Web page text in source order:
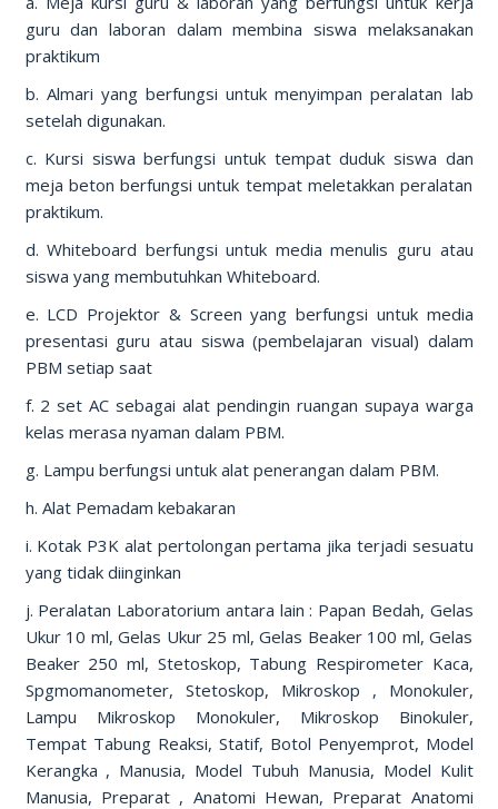
guru dan laboran dalam membina siswa melaksanakan
praktikum
b. Almari yang berfungsi untuk menyimpan peralatan lab
setelah digunakan.
c. Kursi siswa berfungsi untuk tempat duduk siswa dan
meja beton berfungsi untuk tempat meletakkan peralatan
praktikum.
d. Whiteboard berfungsi untuk media menulis guru atau
siswa yang membutuhkan Whiteboard.
e. LCD Projektor & Screen yang berfungsi untuk media
presentasi guru atau siswa (pembelajaran visual) dalam
PBM setiap saat
f. 2 set AC sebagai alat pendingin ruangan supaya warga
kelas merasa nyaman dalam PBM.
g. Lampu berfungsi untuk alat penerangan dalam PBM.
h. Alat Pemadam kebakaran
i. Kotak P3K alat pertolongan pertama jika terjadi sesuatu
yang tidak diinginkan
j. Peralatan Laboratorium antara lain : Papan Bedah, Gelas
Ukur 10 ml, Gelas Ukur 25 ml, Gelas Beaker 100 ml, Gelas
Beaker 250 ml, Stetoskop, Tabung Respirometer Kaca,
Spgmomanometer, Stetoskop, Mikroskop , Monokuler,
Lampu Mikroskop Monokuler, Mikroskop Binokuler,
Tempat Tabung Reaksi, Statif, Botol Penyemprot, Model
Kerangka , Manusia, Model Tubuh Manusia, Model Kulit
Manusia, Preparat , Anatomi Hewan, Preparat Anatomi